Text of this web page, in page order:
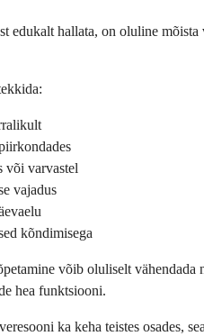
edukalt hallata, on oluline
või varvastel
vajadus
kõndimisega
võib oluliselt vähendada
hea funktsiooni.
ka keha teistes osades,